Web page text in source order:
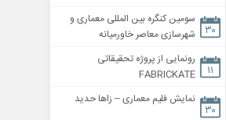
۳۰
سومین کنگره بین المللی معماری و
شهرسازی معاصر خاورمیانه
۱۱
رونمایی از پروژه تحقیقاتی
FABRICKATE
۳۰
نمایش فلیم معماری – زاها حدید